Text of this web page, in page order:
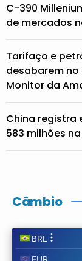
C-390
de mercados
Tarifaço e
desabarem
Monitor da
China registra
583 milhões
Câmbio